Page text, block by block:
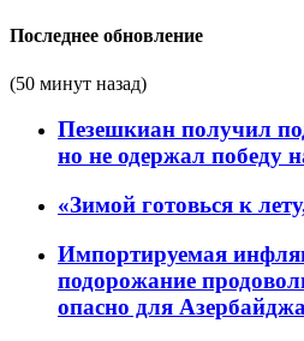
Последнее обновление
(50 минут назад)
Пезешкиан получил
но не одержал победу
«Зимой готовься к
Импортируемая
подорожание
опасно для